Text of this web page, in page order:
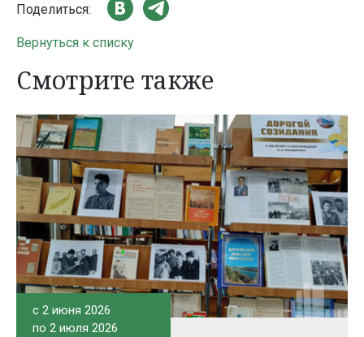
Поделиться:
Вернуться к списку
Смотрите также
c 2 июня 2026
по 2 июля 2026